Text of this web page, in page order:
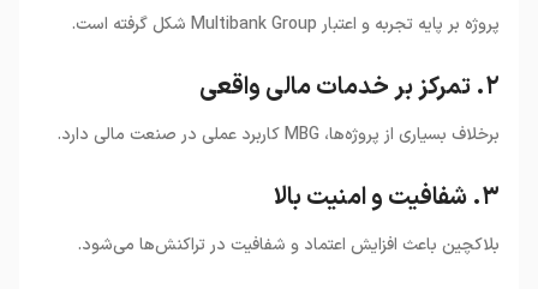
پروژه بر پایه تجربه و اعتبار Multibank Group شکل گرفته است.
۲. تمرکز بر خدمات مالی واقعی
برخلاف بسیاری از پروژه‌ها، MBG کاربرد عملی در صنعت مالی دارد.
۳. شفافیت و امنیت بالا
بلاکچین باعث افزایش اعتماد و شفافیت در تراکنش‌ها می‌شود.